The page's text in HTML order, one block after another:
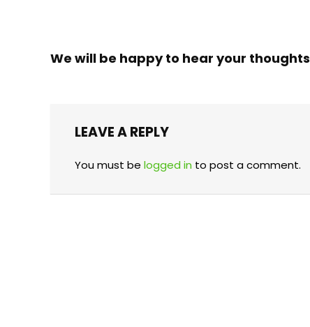
We will be happy to hear your thoughts
LEAVE A REPLY
You must be logged in to post a comment.